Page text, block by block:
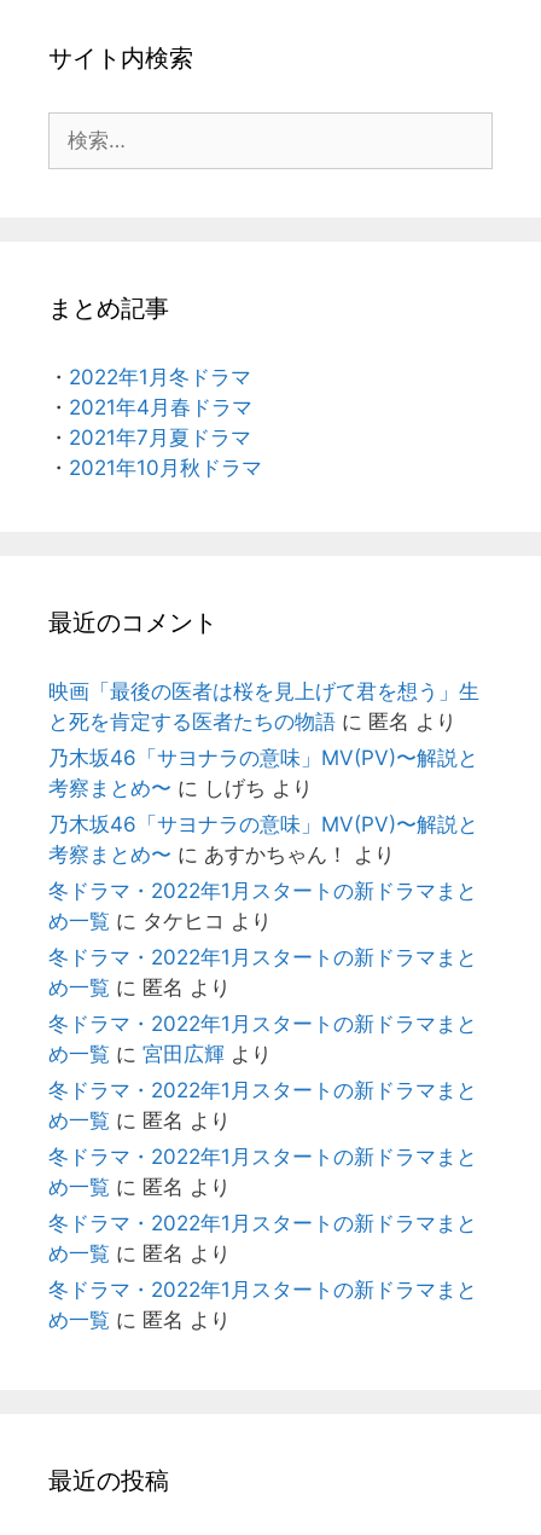
サイト内検索
索:
まとめ記事
・ 2022年1月冬ドラマ
・ 2021年4月春ドラマ
・ 2021年7月夏ドラマ
・ 2021年10月秋ドラマ
最近のコメント
映画「最後の医者は桜を見上げて君を想う」生
と死を肯定する医者たちの物語 に 匿名 より
乃木坂46「サヨナラの意味」MV(PV)〜解説と
考察まとめ〜 に しげち より
乃木坂46「サヨナラの意味」MV(PV)〜解説と
考察まとめ〜 に あすかちゃん！
より
冬ドラマ・2022年1月スタートの新ドラマまと
め一覧 に タケヒコ より
冬ドラマ・2022年1月スタートの新ドラマまと
め一覧 に 匿名 より
冬ドラマ・2022年1月スタートの新ドラマまと
め一覧 に 宮田広輝 より
冬ドラマ・2022年1月スタートの新ドラマまと
め一覧 に 匿名 より
冬ドラマ・2022年1月スタートの新ドラマまと
め一覧 に 匿名 より
冬ドラマ・2022年1月スタートの新ドラマまと
め一覧 に 匿名 より
冬ドラマ・2022年1月スタートの新ドラマまと
め一覧 に 匿名 より
最近の投稿